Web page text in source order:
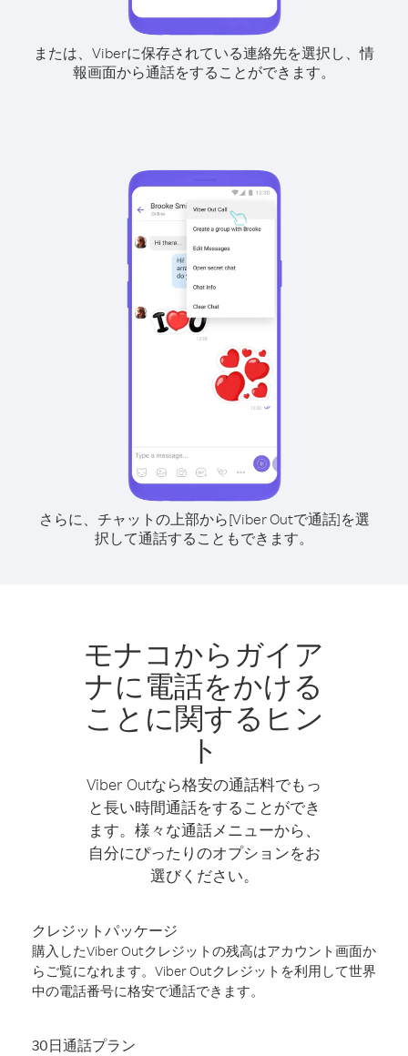
または、Viberに保存されている連絡先を選択し、情
報画面から通話をすることができます。
さらに、チャットの上部から[Viber Outで通話]を選
択して通話することもできます。
モナコからガイア
ナに電話をかける
ことに関するヒン
ト
Viber Outなら格安の通話料でもっ
と長い時間通話をすることができ
ます。様々な通話メニューから、
自分にぴったりのオプションをお
選びください。
クレジットパッケージ
購入したViber Outクレジットの残高はアカウント画面か
らご覧になれます。Viber Outクレジットを利用して世界
中の電話番号に格安で通話できます。
30日通話プラン